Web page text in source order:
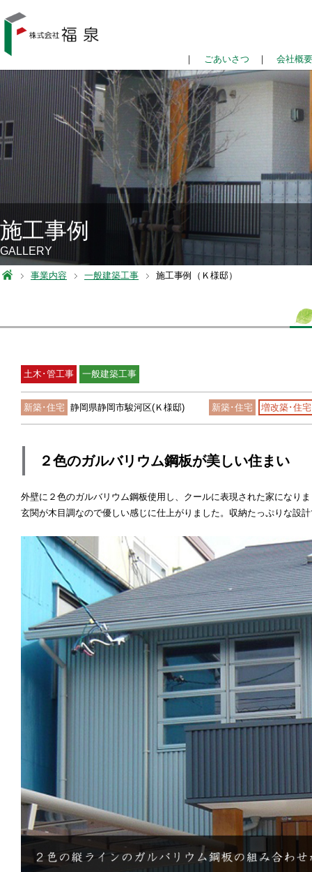
｜ ごあいさつ ｜ 会社概要
施工事例
GALLERY
事業内容 一般建築工事 施工事例（Ｋ様邸）
土木･管工事 一般建築工事
新築･住宅 静岡県静岡市駿河区(Ｋ様邸) 新築･住宅 増改築･住宅
２色のガルバリウム鋼板が美しい住まい
外壁に２色のガルバリウム鋼板使用し、クールに表現された家になり
玄関が木目調なので優しい感じに仕上がりました。収納たっぷりな設